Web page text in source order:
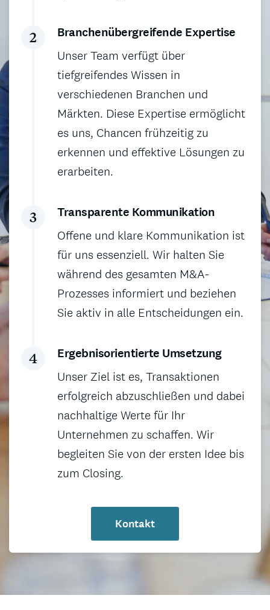
Branchenübergreifende Expertise
Unser Team verfügt über
tiefgreifendes Wissen in
verschiedenen Branchen und
Märkten. Diese Expertise ermöglicht
es uns, Chancen frühzeitig zu
erkennen und effektive Lösungen zu
erarbeiten.
Transparente Kommunikation
Offene und klare Kommunikation ist
für uns essenziell. Wir halten Sie
während des gesamten M&A-
Prozesses informiert und beziehen
Sie aktiv in alle Entscheidungen ein.
Ergebnisorientierte Umsetzung
Unser Ziel ist es, Transaktionen
erfolgreich abzuschließen und dabei
nachhaltige Werte für Ihr
Unternehmen zu schaffen. Wir
begleiten Sie von der ersten Idee bis
zum Closing.
Kontakt